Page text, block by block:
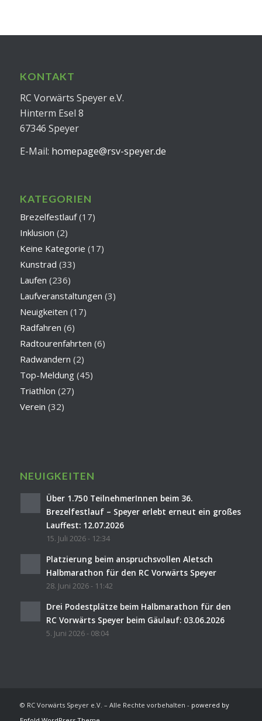
KONTAKT
RC Vorwärts Speyer e.V.
Hinterm Esel 8
67346 Speyer
E-Mail: homepage@rsv-speyer.de
KATEGORIEN
Brezelfestlauf(17)
Inklusion (2)
Keine Kategorie (17)
Kunstrad (33)
Laufen (236)
Laufveranstaltungen (3)
Neuigkeiten (17)
Radfahren (6)
Radtourenfahrten (6)
Radwandern (2)
Top-Meldung(45)
Triathlon (27)
Verein (32)
NEUIGKEITEN
Über 1.750 TeilnehmerInnen beim 36.
Brezelfestlauf – Speyer erlebt erneut ein großes
Lauffest: 12.07.2026
15. Juli 2026 - 12:34
Platzierung beim anspruchsvollen Aletsch
Halbmarathon für den RC Vorwärts Speyer
28. Juni 2026 - 11:42
Drei Podestplätze beim Halbmarathon für den
RC Vorwärts Speyer beim Gäulauf: 03.06.2026
5. Juni 2026 - 08:04
© RC Vorwärts Speyer e.V. – Alle Rechte vorbehalten - powered by